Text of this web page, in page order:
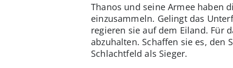
Thanos und seine Armee haben
einzusammeln. Gelingt das
regieren sie auf dem Eiland. Für
abzuhalten. Schaffen sie es, den
Schlachtfeld als Sieger.